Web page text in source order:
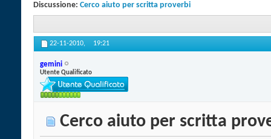
Discussione: Cerco aiuto per scritta proverbi
22-11-2010, 19:21
gemini
Utente Qualificato
Cerco aiuto per scritta